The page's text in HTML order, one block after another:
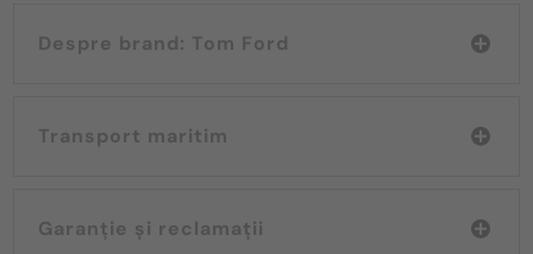
Despre brand: Tom Ford
Transport maritim
Garanție și reclamații